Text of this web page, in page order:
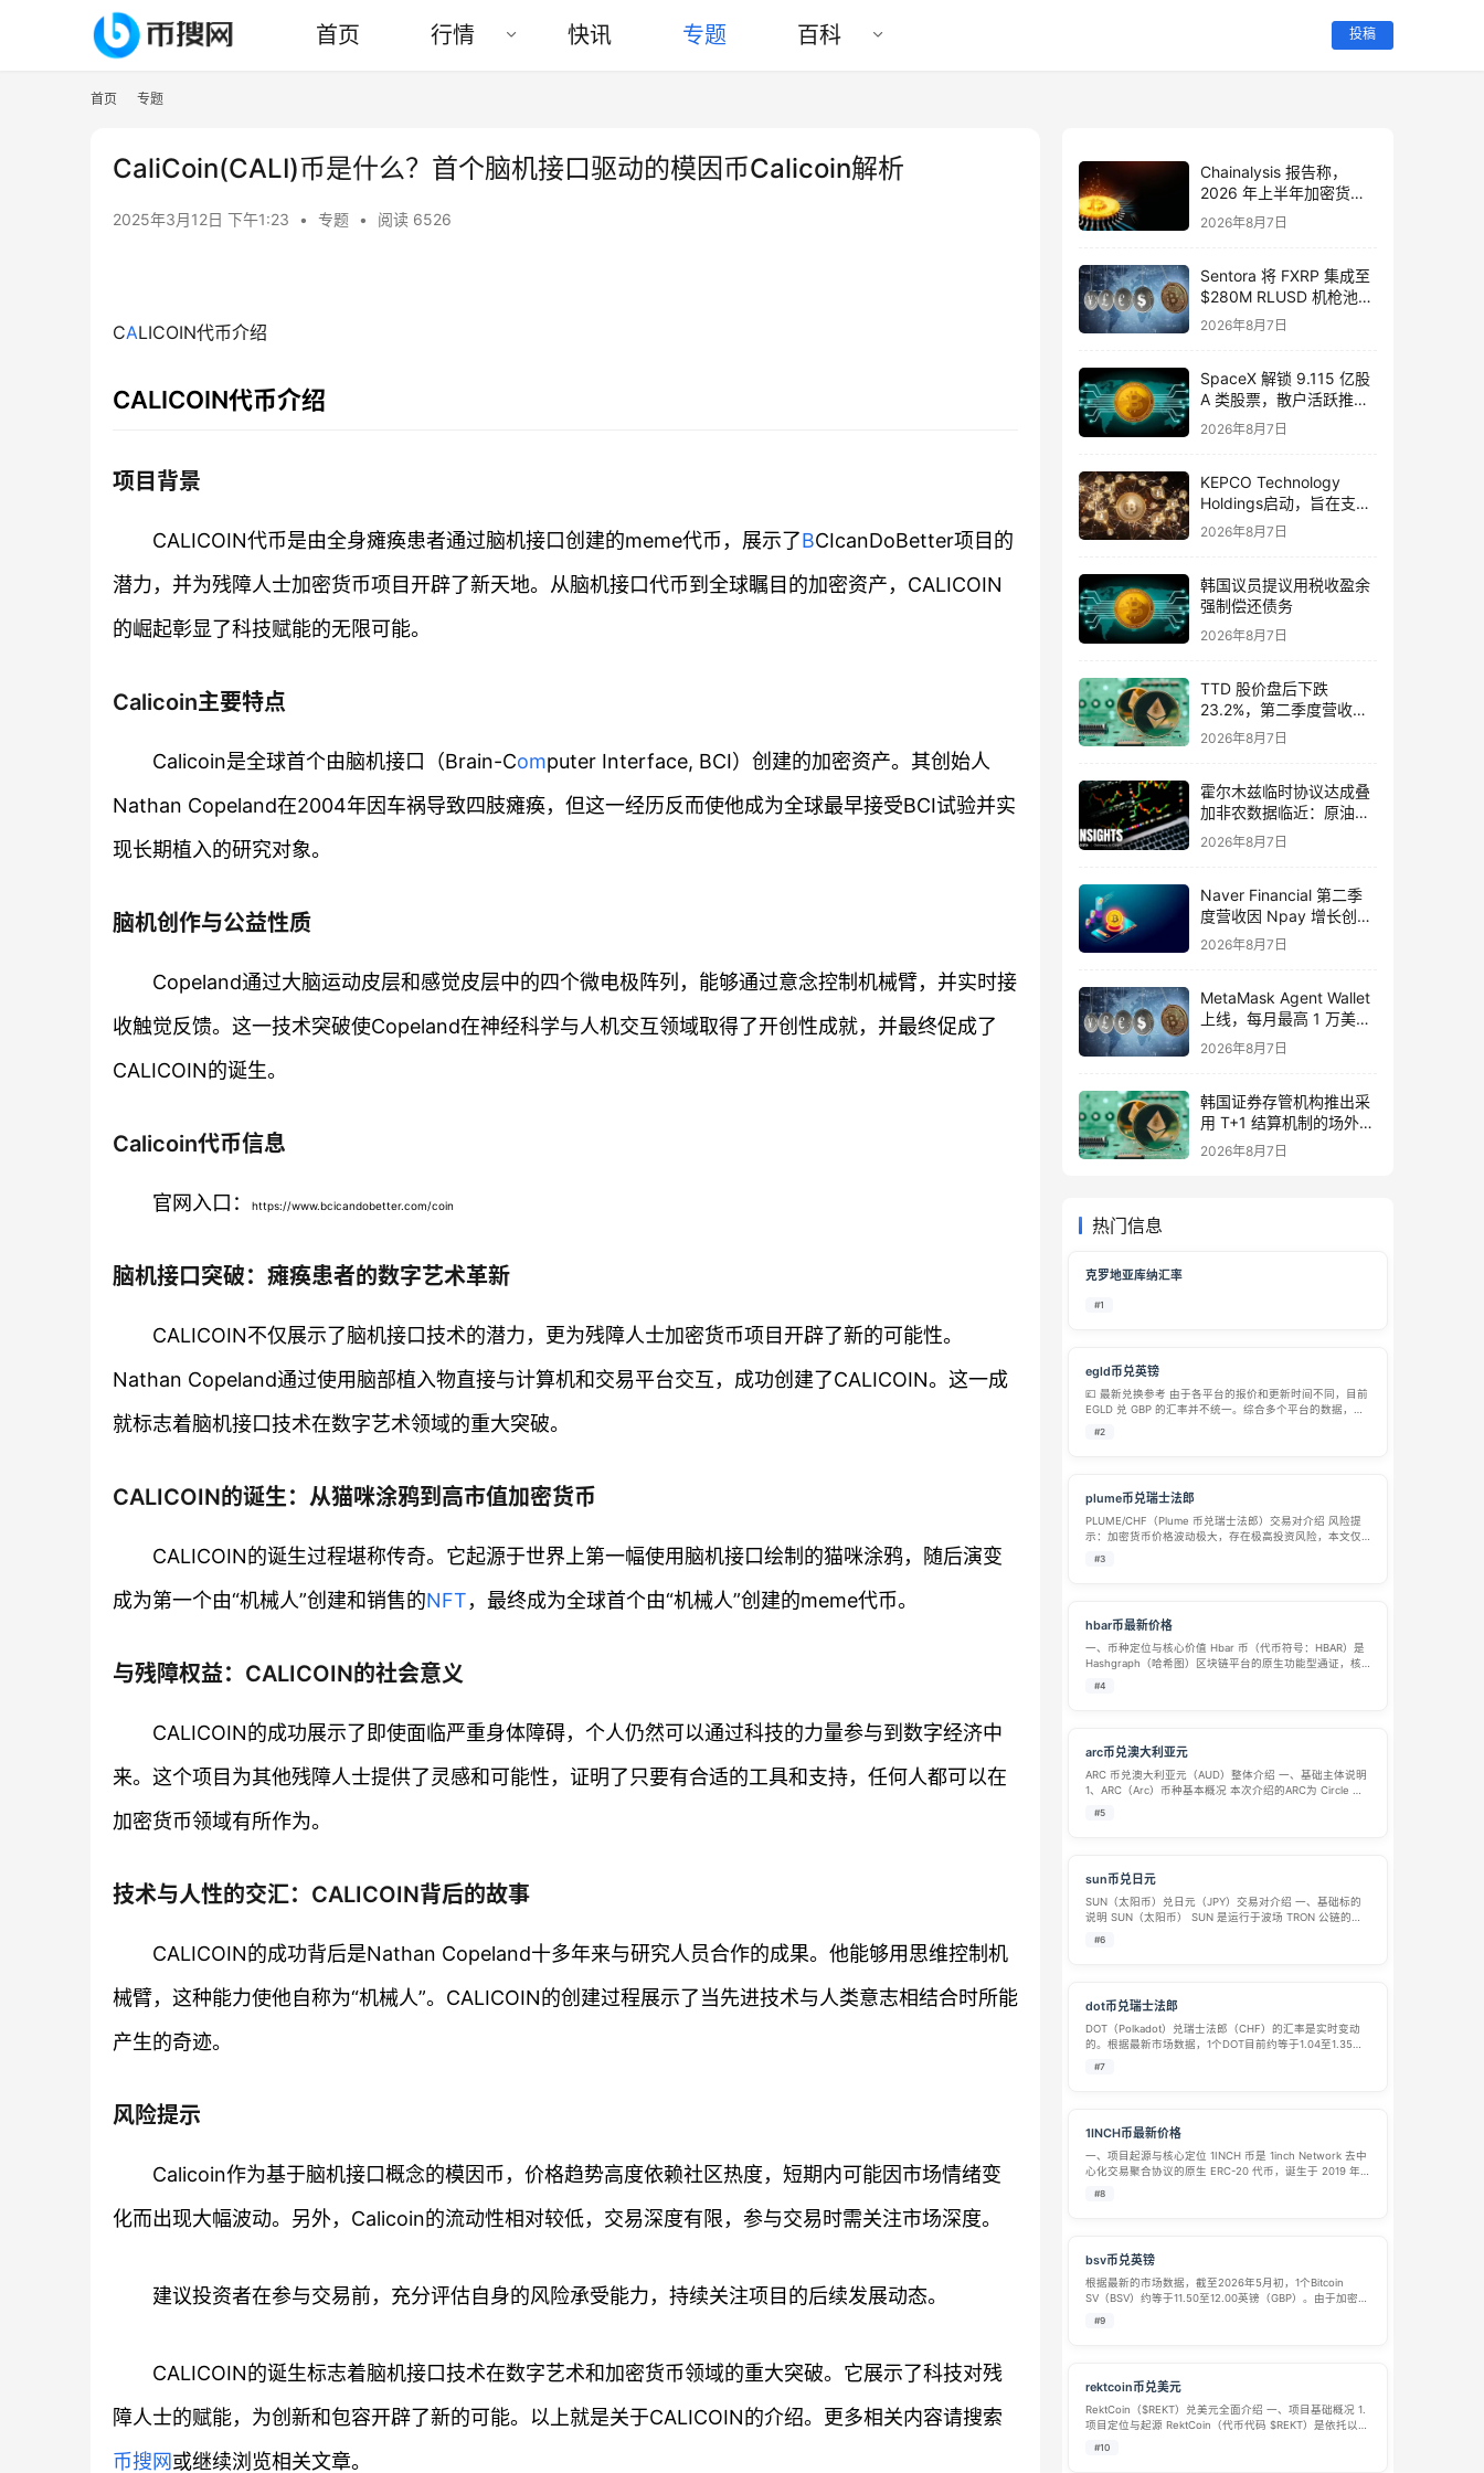
首页 行情 快讯 专题 百科 投稿
首页 专题
CaliCoin(CALI)币是什么？首个脑机接口驱动的模因币Calicoin解析
2025年3月12日 下午1:23 • 专题 • 阅读 6526
CALICOIN代币介绍
CALICOIN代币介绍
项目背景
CALICOIN代币是由全身瘫痪患者通过脑机接口创建的meme代币，展示了BCIcanDoBetter项目的
潜力，并为残障人士加密货币项目开辟了新天地。从脑机接口代币到全球瞩目的加密资产，CALICOIN
的崛起彰显了科技赋能的无限可能。
Calicoin主要特点
Calicoin是全球首个由脑机接口（Brain-Computer Interface, BCI）创建的加密资产。其创始人
Nathan Copeland在2004年因车祸导致四肢瘫痪，但这一经历反而使他成为全球最早接受BCI试验并实
现长期植入的研究对象。
脑机创作与公益性质
Copeland通过大脑运动皮层和感觉皮层中的四个微电极阵列，能够通过意念控制机械臂，并实时接
收触觉反馈。这一技术突破使Copeland在神经科学与人机交互领域取得了开创性成就，并最终促成了
CALICOIN的诞生。
Calicoin代币信息
官网入口： https://www.bcicandobetter.com/coin
脑机接口突破：瘫痪患者的数字艺术革新
CALICOIN不仅展示了脑机接口技术的潜力，更为残障人士加密货币项目开辟了新的可能性。
Nathan Copeland通过使用脑部植入物直接与计算机和交易平台交互，成功创建了CALICOIN。这一成
就标志着脑机接口技术在数字艺术领域的重大突破。
CALICOIN的诞生：从猫咪涂鸦到高市值加密货币
CALICOIN的诞生过程堪称传奇。它起源于世界上第一幅使用脑机接口绘制的猫咪涂鸦，随后演变
成为第一个由“机械人”创建和销售的NFT，最终成为全球首个由“机械人”创建的meme代币。
与残障权益：CALICOIN的社会意义
CALICOIN的成功展示了即使面临严重身体障碍，个人仍然可以通过科技的力量参与到数字经济中
来。这个项目为其他残障人士提供了灵感和可能性，证明了只要有合适的工具和支持，任何人都可以在
加密货币领域有所作为。
技术与人性的交汇：CALICOIN背后的故事
CALICOIN的成功背后是Nathan Copeland十多年来与研究人员合作的成果。他能够用思维控制机
械臂，这种能力使他自称为“机械人”。CALICOIN的创建过程展示了当先进技术与人类意志相结合时所能
产生的奇迹。
风险提示
Calicoin作为基于脑机接口概念的模因币，价格趋势高度依赖社区热度，短期内可能因市场情绪变
化而出现大幅波动。另外，Calicoin的流动性相对较低，交易深度有限，参与交易时需关注市场深度。
建议投资者在参与交易前，充分评估自身的风险承受能力，持续关注项目的后续发展动态。
CALICOIN的诞生标志着脑机接口技术在数字艺术和加密货币领域的重大突破。它展示了科技对残
障人士的赋能，为创新和包容开辟了新的可能。以上就是关于CALICOIN的介绍。更多相关内容请搜索
币搜网或继续浏览相关文章。
Chainalysis 报告称，
2026 年上半年加密货币
“扳手攻击”盗取了 $30M
2026年8月7日
Sentora 将 FXRP 集成至
$280M RLUSD 机枪池，
支持使用 XRP 作为抵押
2026年8月7日
SpaceX 解锁 9.115 亿股
A 类股票，散户活跃推动
股价涨 6%
2026年8月7日
KEPCO Technology
Holdings启动，旨在支持
能源初创企业
2026年8月7日
韩国议员提议用税收盈余
强制偿还债务
2026年8月7日
TTD 股价盘后下跌
23.2%，第二季度营收
7.15 亿美元，低于预期
2026年8月7日
霍尔木兹临时协议达成叠
加非农数据临近：原油、
黄金与比特币市场如何重
新定价？
2026年8月7日
Naver Financial 第二季
度营收因 Npay 增长创下
纪录，达 4707 亿韩元
2026年8月7日
MetaMask Agent Wallet
上线，每月最高 1 万美元
交易保护
2026年8月7日
韩国证券存管机构推出采
用 T+1 结算机制的场外交
易清算基础设施
2026年8月7日
热门信息
克罗地亚库纳汇率
#1
egld币兑英镑
💷 最新兑换参考 由于各平台的报价和更新时间不同，目前
EGLD 兑 GBP 的汇率并不统一。综合多个平台的数据，大
致兑换范围如下： 兑换方向 参考价格 数据来源/时间 1
#2
plume币兑瑞士法郎
PLUME/CHF（Plume 币兑瑞士法郎）交易对介绍 风险提
示：加密货币价格波动极大，存在极高投资风险，本文仅
作币种知识科普，不构成任何投资建议。 一、
#3
hbar币最新价格
一、币种定位与核心价值​ Hbar 币（代币符号：HBAR）是
Hashgraph（哈希图）区块链平台的原生功能型通证，核
心定位是解决传统区块链 “效率低、成本高、安全性弱” 的
#4
arc币兑澳大利亚元
ARC 币兑澳大利亚元（AUD）整体介绍 一、基础主体说明
1、ARC（Arc）币种基本概况 本次介绍的ARC为 Circle 旗
下 Arc 公链原生治理代币，Arc 定位为面向实体金融的一
#5
sun币兑日元
SUN（太阳币）兑日元（JPY）交易对介绍 一、基础标的
说明 SUN（太阳币） SUN 是运行于波场 TRON 公链的去
中心化加密代币，为 SUN.io 去中心化交易平台原生通证。
#6
dot币兑瑞士法郎
DOT（Polkadot）兑瑞士法郎（CHF）的汇率是实时变动
的。根据最新市场数据，1个DOT目前约等于1.04至1.35瑞
士法郎，具体取决于不同的交易平台和成交时间。 下面整
#7
1INCH币最新价格
一、项目起源与核心定位​ 1INCH 币是 1inch Network 去中
心化交易聚合协议的原生 ERC-20 代币，诞生于 2019 年 5
月的 ETHGlobal 纽约黑客马拉松。由 Sergej Kunz 和
#8
bsv币兑英镑
根据最新的市场数据，截至2026年5月初，1个Bitcoin
SV（BSV）约等于11.50至12.00英镑（GBP）。由于加密货
币价格波动较大，具体的兑换比例在不同平台和实时行情
#9
rektcoin币兑美元
RektCoin（$REKT）兑美元全面介绍 一、项目基础概况 1.
项目定位与起源 RektCoin（代币代码 $REKT）是依托以太
坊 ERC-20 标准发行的IP 实体化 MEME 迷因代币，隶属
#10